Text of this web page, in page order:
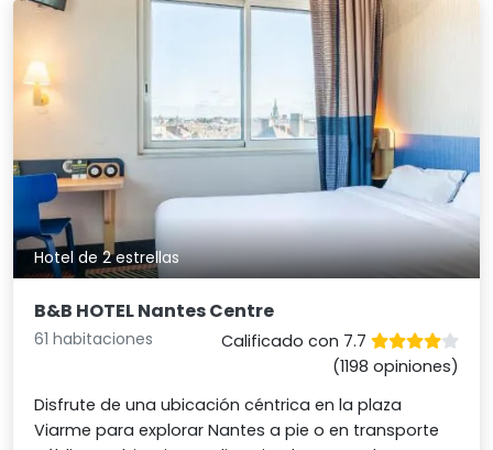
Hotel de 2 estrellas
B&B HOTEL Nantes Centre
61 habitaciones
Calificado con 7.7
(1198 opiniones)
Disfrute de una ubicación céntrica en la plaza
Viarme para explorar Nantes a pie o en transporte